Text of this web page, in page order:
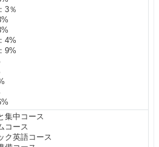
3％
4%
9%
集中コース
コース
ク英語コース